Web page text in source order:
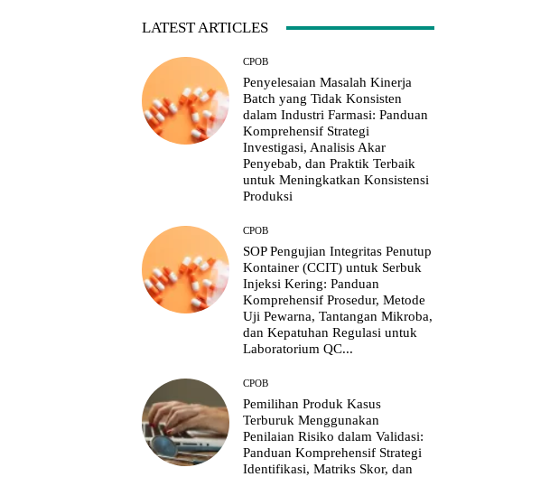
LATEST ARTICLES
CPOB
Penyelesaian Masalah Kinerja
Batch yang Tidak Konsisten
dalam Industri Farmasi: Panduan
Komprehensif Strategi
Investigasi, Analisis Akar
Penyebab, dan Praktik Terbaik
untuk Meningkatkan Konsistensi
Produksi
CPOB
SOP Pengujian Integritas Penutup
Kontainer (CCIT) untuk Serbuk
Injeksi Kering: Panduan
Komprehensif Prosedur, Metode
Uji Pewarna, Tantangan Mikroba,
dan Kepatuhan Regulasi untuk
Laboratorium QC...
CPOB
Pemilihan Produk Kasus
Terburuk Menggunakan
Penilaian Risiko dalam Validasi:
Panduan Komprehensif Strategi
Identifikasi, Matriks Skor, dan